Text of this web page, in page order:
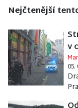
Nejčtenější
v
05.